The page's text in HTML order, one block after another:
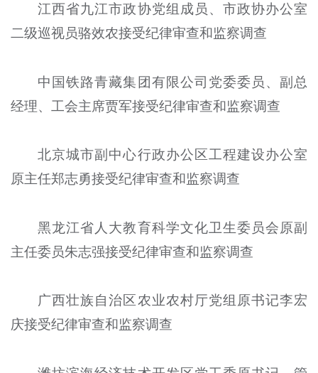
江西省九江市政协党组成员、市政协办公室
二级巡视员骆效农接受纪律审查和监察调查
中国铁路青藏集团有限公司党委委员、副总
经理、工会主席贾军接受纪律审查和监察调查
北京城市副中心行政办公区工程建设办公室
原主任郑志勇接受纪律审查和监察调查
黑龙江省人大教育科学文化卫生委员会原副
主任委员朱志强接受纪律审查和监察调查
广西壮族自治区农业农村厅党组原书记李宏
庆接受纪律审查和监察调查